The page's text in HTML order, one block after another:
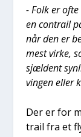
- Folk er
en con­trail
når den er
mest vir­ke,
sjæl­dent
vin­gen eller
Der er for
trail fra et